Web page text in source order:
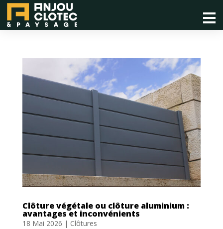
Clôture végétale ou clôture aluminium :
avantages et inconvénients
18 Mai 2026 | Clôtures